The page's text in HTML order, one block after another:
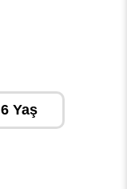
6 Yaş